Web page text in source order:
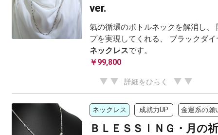
ver.
氣の循環のボトルネックを解消し、
プを実現してくれる、 ブラックダ
ネックレスです。
￥99,800
詳細をひらく
ネックレス 成就力UP 金運系の願
ＢＬＥＳＳＩＮＧ・月